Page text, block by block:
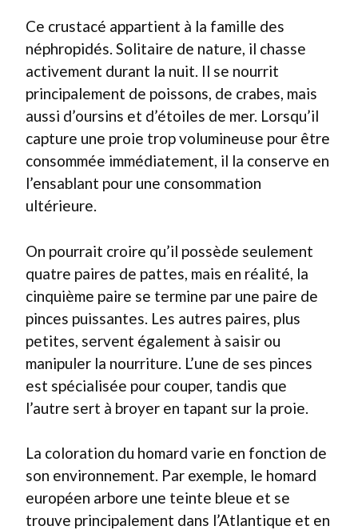
Ce crustacé appartient à la famille des
néphropidés. Solitaire de nature, il chasse
activement durant la nuit. Il se nourrit
principalement de poissons, de crabes, mais
aussi d’oursins et d’étoiles de mer. Lorsqu’il
capture une proie trop volumineuse pour être
consommée immédiatement, il la conserve en
l’ensablant pour une consommation
ultérieure.
On pourrait croire qu’il possède seulement
quatre paires de pattes, mais en réalité, la
cinquième paire se termine par une paire de
pinces puissantes. Les autres paires, plus
petites, servent également à saisir ou
manipuler la nourriture. L’une de ses pinces
est spécialisée pour couper, tandis que
l’autre sert à broyer en tapant sur la proie.
La coloration du homard varie en fonction de
son environnement. Par exemple, le homard
européen arbore une teinte bleue et se
trouve principalement dans l’Atlantique et en